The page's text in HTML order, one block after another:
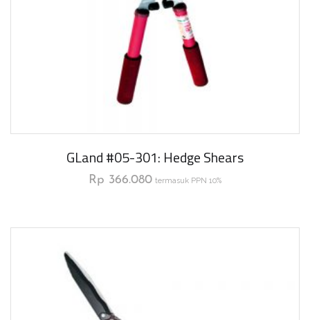
GLand #05-301: Hedge Shears
Rp 366.080 termasuk PPN 10%